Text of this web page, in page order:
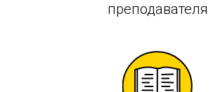
преподавателя